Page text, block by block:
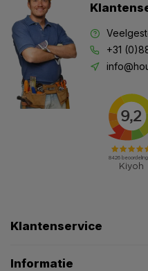
+31
Klantenservice
Informatie